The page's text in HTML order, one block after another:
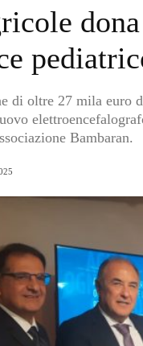
di oltre 27 mila euro
Bambaran.